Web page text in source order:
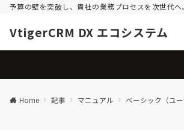
予算の壁を突破し、貴社の業務プロセスを次世代へ
VtigerCRM DX エコシステム
Home 記事 マニュアル ベーシック（ユー